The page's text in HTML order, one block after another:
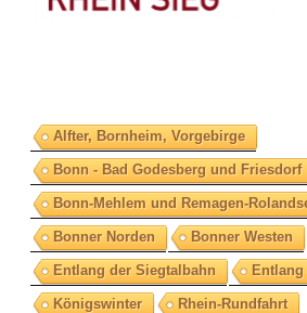
Alfter, Bornheim, Vorgebirge
Bonn - Bad Godesberg und Friesdorf
Bonn-Mehlem und Remagen-
Bonner Norden Bonner Westen
Entlang der Siegtalbahn
Königswinter Rhein-Rundfahrt